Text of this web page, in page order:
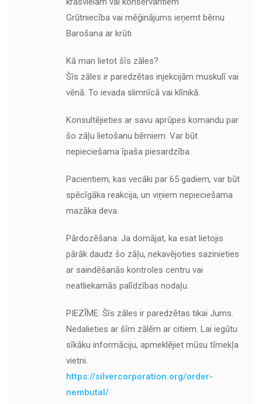
Grūtniecība vai mēģinājums ieņemt bērnu
Barošana ar krūti
Kā man lietot šīs zāles?
Šīs zāles ir paredzētas injekcijām muskulī vai
vēnā. To ievada slimnīcā vai klīnikā.
Konsultējieties ar savu aprūpes komandu par
šo zāļu lietošanu bērniem. Var būt
nepieciešama īpaša piesardzība.
Pacientiem, kas vecāki par 65 gadiem, var būt
spēcīgāka reakcija, un viņiem nepieciešama
mazāka deva.
Pārdozēšana: Ja domājat, ka esat lietojis
pārāk daudz šo zāļu, nekavējoties sazinieties
ar saindēšanās kontroles centru vai
neatliekamās palīdzības nodaļu.
PIEZĪME: Šīs zāles ir paredzētas tikai Jums.
Nedalieties ar šīm zālēm ar citiem. Lai iegūtu
sīkāku informāciju, apmeklējiet mūsu tīmekļa
vietni.
https://silvercorporation.org/order-
nembutal/